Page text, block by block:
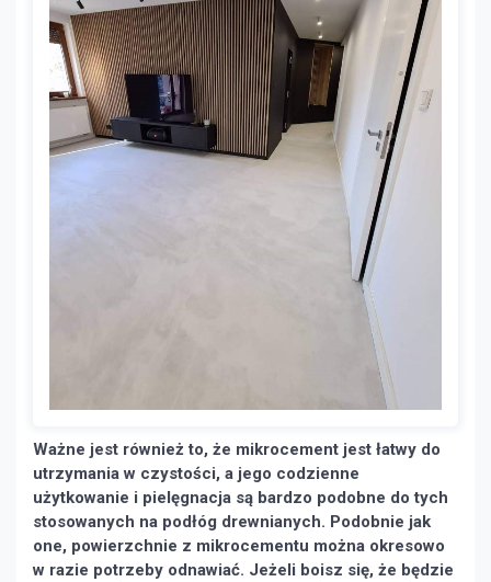
Ważne jest również to, że mikrocement jest łatwy do
utrzymania w czystości, a jego codzienne
użytkowanie i pielęgnacja są bardzo podobne do tych
stosowanych na podłóg drewnianych. Podobnie jak
one, powierzchnie z mikrocementu można okresowo
w razie potrzeby odnawiać. Jeżeli boisz się, że będzie